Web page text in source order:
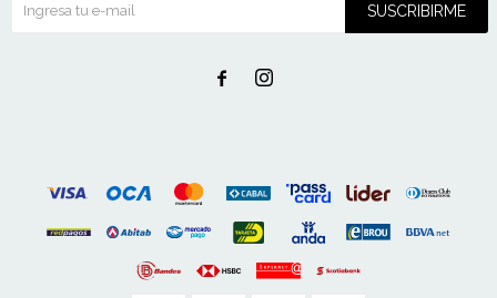
SUSCRIBIRME
 